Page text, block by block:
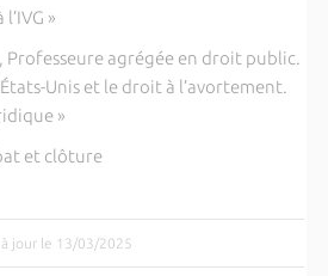
»
Professeure agrégée en droit public.
Unis et le droit à l’avortement.
»
et clôture
à jour le 13/03/2025